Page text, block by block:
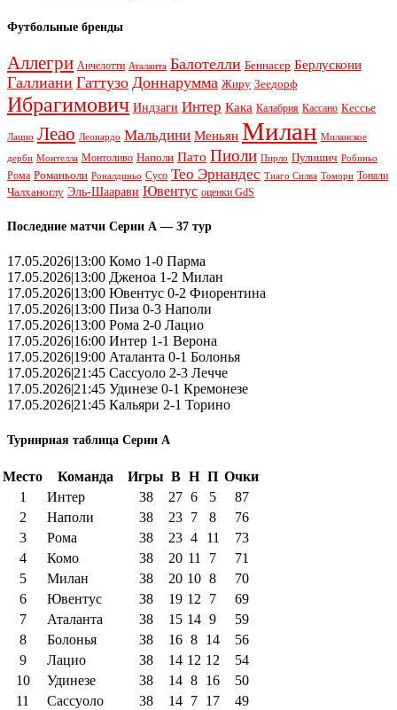
Футбольные бренды
Аллегри Анчелотти Аталанта Балотелли Беннасер Берлускони
Галлиани Гаттузо Доннарумма Жиру Зеедорф
Ибрагимович Индзаги Интер Кака Калабрия Кассано Кессье
Лацио Леао Леонардо Мальдини Меньян Милан Миланское
дерби Монтелла Монтоливо Наполи Пато Пиоли Пирло Пулишич Робиньо
Рома Романьоли Роналдиньо Сусо Тео Эрнандес Тиаго Силва Томори Тонали
Чалханоглу Эль-Шаарави Ювентус оценки GdS
Последние матчи Серии А — 37 тур
17.05.2026|13:00 Комо 1-0 Парма
17.05.2026|13:00 Дженоа 1-2 Милан
17.05.2026|13:00 Ювентус 0-2 Фиорентина
17.05.2026|13:00 Пиза 0-3 Наполи
17.05.2026|13:00 Рома 2-0 Лацио
17.05.2026|16:00 Интер 1-1 Верона
17.05.2026|19:00 Аталанта 0-1 Болонья
17.05.2026|21:45 Сассуоло 2-3 Лечче
17.05.2026|21:45 Удинезе 0-1 Кремонезе
17.05.2026|21:45 Кальяри 2-1 Торино
Турнирная таблица Серии А
Место Команда Игры В Н П Очки
1
Интер 38 27 6 5
87
2
Наполи 38 23 7 8
76
3
Рома 38 23 4 11
73
4
Комо 38 20 11 7
71
5
Милан 38 20 10 8
70
6
Ювентус 38 19 12 7
69
7
Аталанта 38 15 14 9
59
8
Болонья 38 16 8 14
56
9
Лацио 38 14 12 12
54
10
Удинезе 38 14 8 16
50
11
Сассуоло 38 14 7 17
49